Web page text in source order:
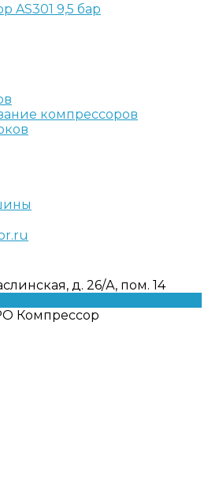
AS301 9,5 бар
компрессоров
д. 26/А, пом. 14
Компрессор